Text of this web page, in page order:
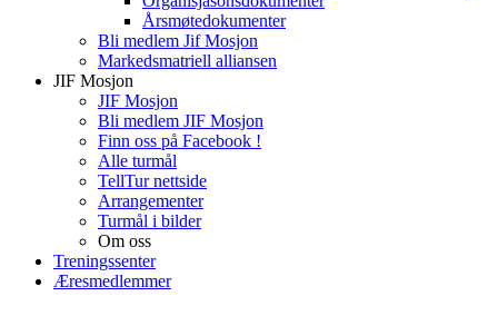
Årsmøtedokumenter
Bli medlem Jif Mosjon
Markedsmatriell alliansen
JIF Mosjon
JIF Mosjon
Bli medlem JIF Mosjon
Finn oss på Facebook !
Alle turmål
TellTur nettside
Arrangementer
Turmål i bilder
Om oss
Treningssenter
Æresmedlemmer